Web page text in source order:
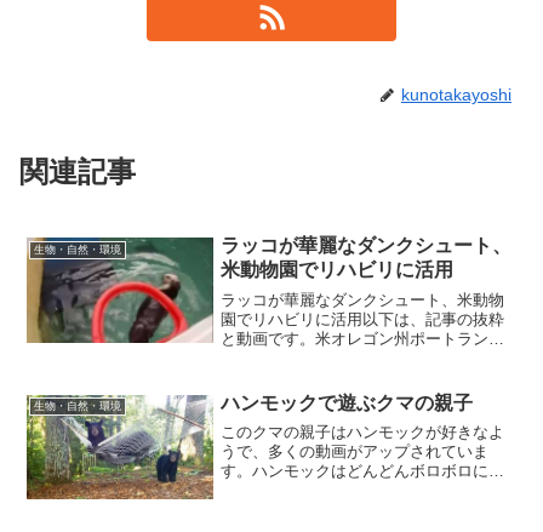
kunotakayoshi
関連記事
生物・自然・環境
ラッコが華麗なダンクシュート、
米動物園でリハビリに活用
ラッコが華麗なダンクシュート、米動物
園でリハビリに活用以下は、記事の抜粋
と動画です。米オレゴン州ポートランド
公開された。ラッコの「エディー」は15
歳と高齢だが、飼育員か...
生物・自然・環境 ハンモックで遊ぶクマの親子
このクマの親子はハンモックが好きなよ
うで、多くの動画がアップされていま
す。ハンモックはどんどんボロボロにな